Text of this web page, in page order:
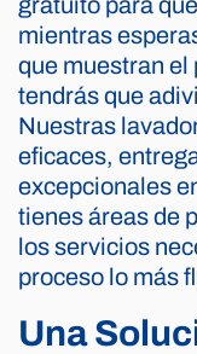
mientras
que muestran el
tendrás que
Nuestras
eficaces,
excepcionales
tienes áreas de
los servicios
proceso lo más
Una